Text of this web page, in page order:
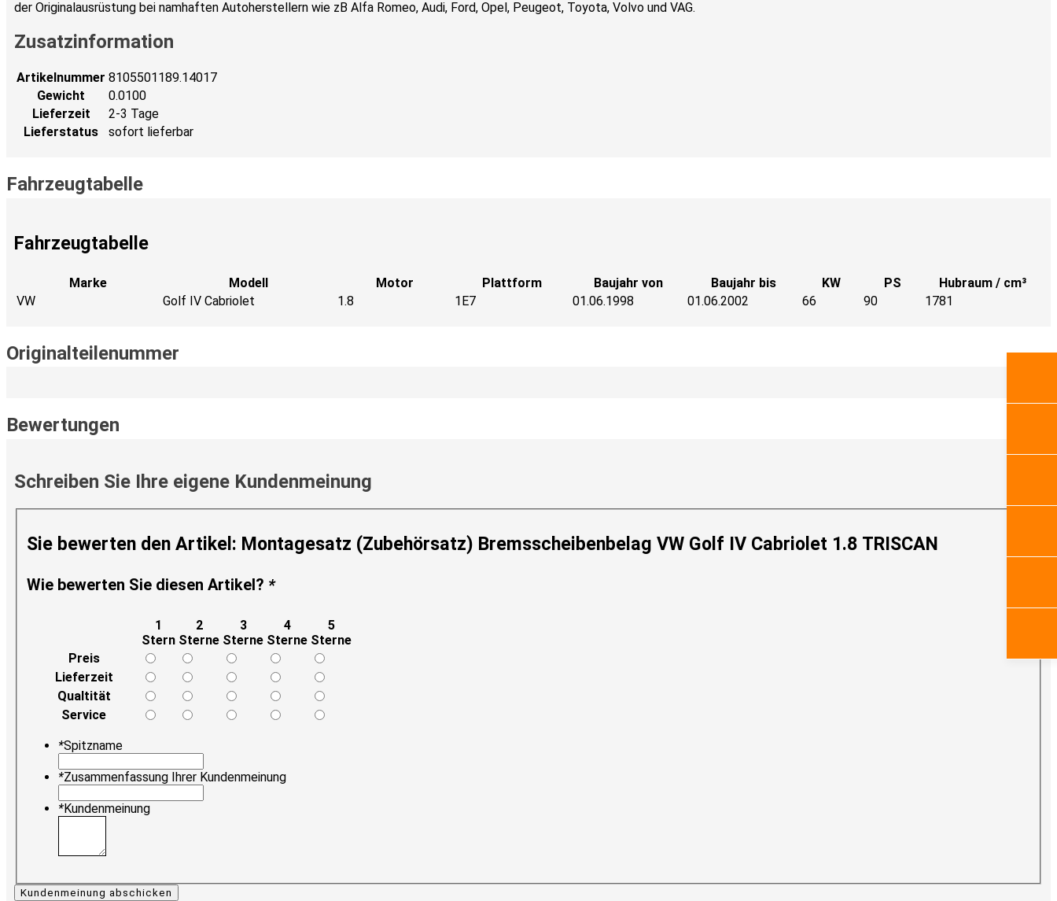
der Originalausrüstung bei namhaften Autoherstellern wie zB Alfa Romeo, Audi, Ford, Opel, Peugeot, Toyota, Volvo und VAG.
Zusatzinformation
Artikelnummer 8105501189.14017
Gewicht
0.0100
Lieferzeit
2-3 Tage
Lieferstatus
sofort lieferbar
Fahrzeugtabelle
Fahrzeugtabelle
Marke Modell Motor Plattform Baujahr von Baujahr bis KW PS
Hubraum / cm³
VW
Golf IV Cabriolet 1.8 1E7 01.06.1998 01.06.2002 66 90 1781
Originalteilenummer
Bewertungen
Schreiben Sie Ihre eigene Kundenmeinung
Sie bewerten den Artikel: Montagesatz (Zubehörsatz) Bremsscheibenbelag VW Golf IV Cabriolet 1.8 TRISCAN
Wie bewerten Sie diesen Artikel? *
1
Stern
2
Sterne
3
Sterne
4
Sterne
5
Sterne
Preis
Lieferzeit
Qualtität
Service
*Spitzname
*Zusammenfassung Ihrer Kundenmeinung
*Kundenmeinung
Kundenmeinung abschicken